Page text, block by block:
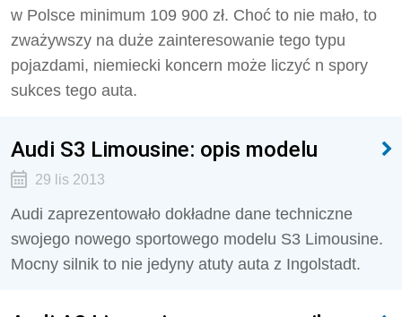
w Polsce minimum 109 900 zł. Choć to nie mało, to
zważywszy na duże zainteresowanie tego typu
pojazdami, niemiecki koncern może liczyć n spory
sukces tego auta.
Audi S3 Limousine: opis modelu
29 lis 2013
Audi zaprezentowało dokładne dane techniczne
swojego nowego sportowego modelu S3 Limousine.
Mocny silnik to nie jedyny atuty auta z Ingolstadt.